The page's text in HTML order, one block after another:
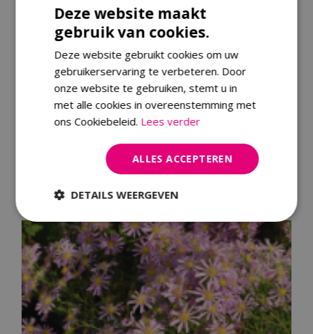
Aster alpinus
Deze website maakt
gebruik van cookies.
Deze website gebruikt cookies om uw
gebruikerservaring te verbeteren. Door
onze website te gebruiken, stemt u in
met alle cookies in overeenstemming met
ons Cookiebeleid. Lees verder
ALLES ACCEPTEREN
DETAILS WEERGEVEN